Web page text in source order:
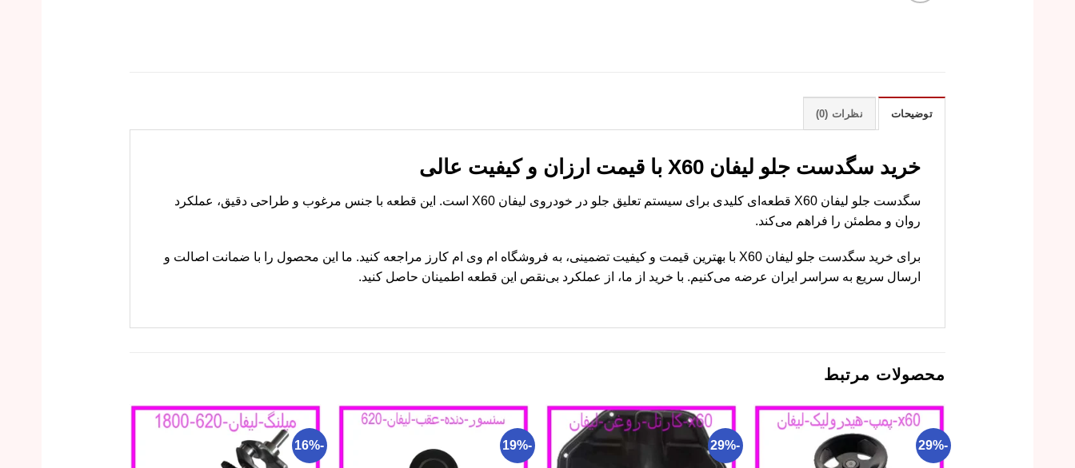
توضیحات نظرات (0)
خرید سگدست جلو لیفان X60 با قیمت ارزان و کیفیت عالی
سگدست جلو لیفان X60 قطعه‌ای کلیدی برای سیستم تعلیق جلو در خودروی لیفان X60 است. این قطعه با جنس مرغوب و طراحی دقیق، عملکرد
روان و مطمئن را فراهم می‌کند.
برای خرید سگدست جلو لیفان X60 با بهترین قیمت و کیفیت تضمینی، به فروشگاه ام وی ام کارز مراجعه کنید. ما این محصول را با ضمانت اصالت و
ارسال سریع به سراسر ایران عرضه می‌کنیم. با خرید از ما، از عملکرد بی‌نقص این قطعه اطمینان حاصل کنید.
محصولات مرتبط
-29%
-29%
-19%
-16%